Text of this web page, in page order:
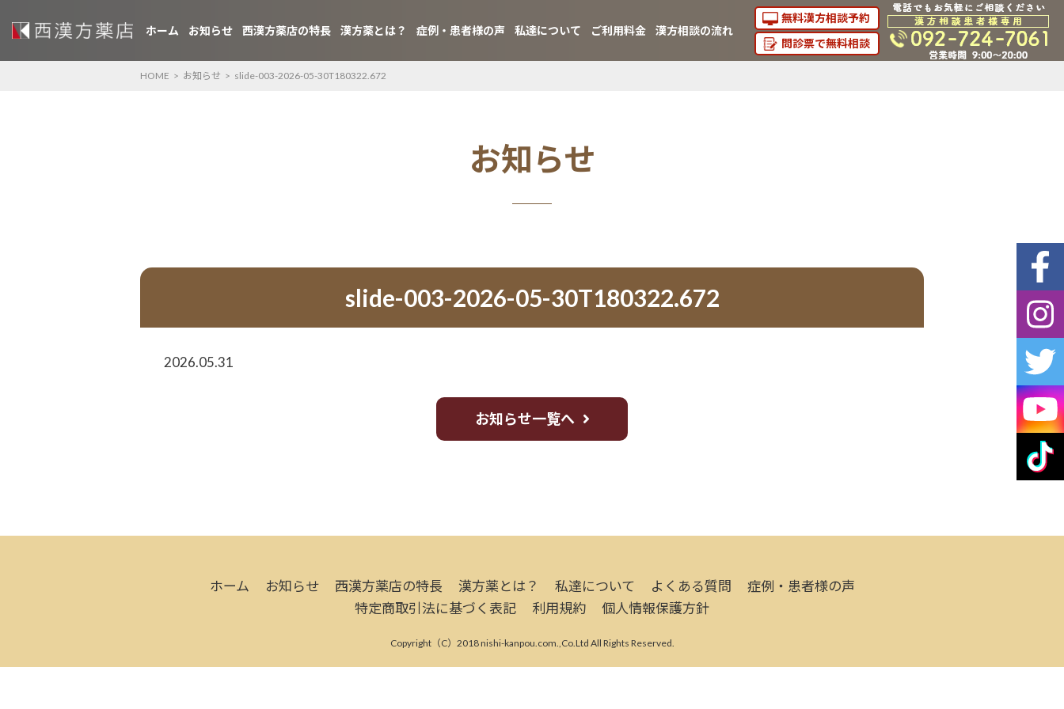
ホーム お知らせ 西漢方薬店の特長 漢方薬とは？ 症例・患者様の声 私達について ご利用料金 漢方相談の流れ
無料漢方相談予約
問診票で無料相談
HOME > お知らせ > slide-003-2026-05-30T180322.672
お知らせ
slide-003-2026-05-30T180322.672
2026.05.31
お知らせ一覧へ
ホーム お知らせ 西漢方薬店の特長 漢方薬とは？ 私達について よくある質問
症例・患者様の声
特定商取引法に基づく表記
利用規約 個人情報保護方針
Copyright（C）2018 nishi-kanpou.com.,Co.Ltd All Rights Reserved.